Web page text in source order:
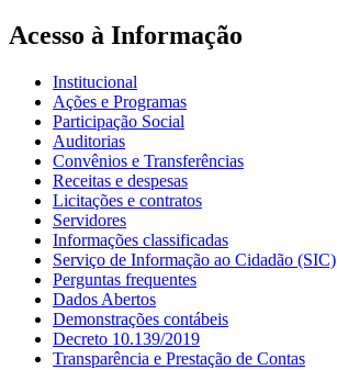
Acesso à Informação
Institucional
Ações e Programas
Participação Social
Auditorias
Convênios e Transferências
Receitas e despesas
Licitações e contratos
Servidores
Informações classificadas
Serviço de Informação ao Cidadão (SIC)
Perguntas frequentes
Dados Abertos
Demonstrações contábeis
Decreto 10.139/2019
Transparência e Prestação de Contas